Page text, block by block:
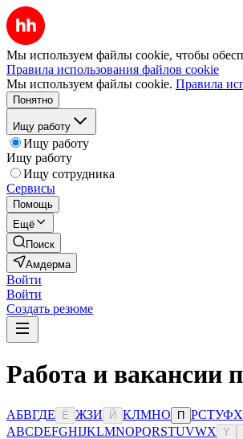
Мы используем файлы cookie, чтобы
Правила использования файлов cookie
Мы используем файлы cookie. Правила
Понятно
Ищу работу
Ищу работу
Ищу работу
Ищу сотрудника
Сервисы
Помощь
Ещё
Поиск
Амдерма
Войти
Войти
Создать резюме
Работа и вакансии
АБВГДЕ Ё ЖЗИ Й КЛМНО П РСТУФХ
ABCDEFGHIJKLMNOPQRSTUVWX Y